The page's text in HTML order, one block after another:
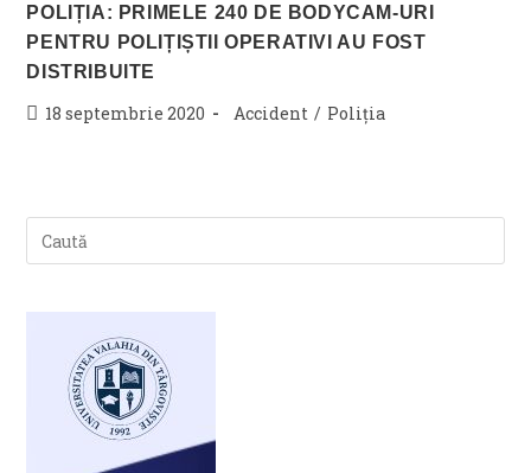
POLIȚIA: PRIMELE 240 DE BODYCAM-URI
PENTRU POLIȚIȘTII OPERATIVI AU FOST
DISTRIBUITE
Post18 septembrie 2020
Post
Accident / Poliția